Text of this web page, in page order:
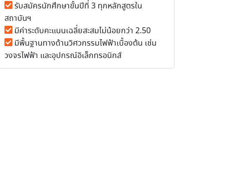
รับสมัครนักศึกษาขั้นปีที่ 3 ทุกหลักสูตรใน
สถาบันฯ
มีค่าระดับคะแนนเฉลี่ยสะสมไม่น้อยกว่า 2.50
มีพื้นฐานทางด้านวิศวกรรมไฟฟ้าเบื้องต้น เช่น
วงจรไฟฟ้า และอุปกรณ์อิเล็กทรอนิกส์